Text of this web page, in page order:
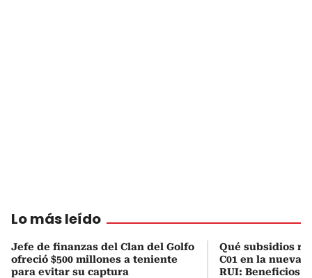
Lo más leído
Jefe de finanzas del Clan del Golfo
ofreció $500 millones a teniente
para evitar su captura
Qué subsidios
C01 en la nueva
RUI: Beneficios